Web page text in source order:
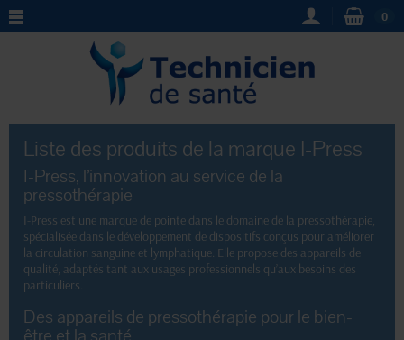
0
Liste des produits de la marque I-Press
I-Press, l’innovation au service de la
pressothérapie
I-Press est une marque de pointe dans le domaine de la pressothérapie,
spécialisée dans le développement de dispositifs conçus pour améliorer
la circulation sanguine et lymphatique. Elle propose des appareils de
qualité, adaptés tant aux usages professionnels qu’aux besoins des
particuliers.
Des appareils de pressothérapie pour le bien-